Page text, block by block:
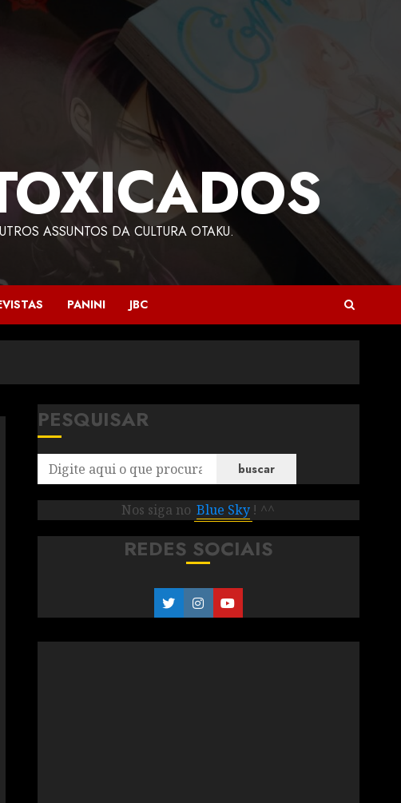
ASSUNTOS DA CULTURA OTAKU.
PANINI JBC
PESQUISAR
buscar
Nos siga no Blue Sky ! ^^
REDES SOCIAIS